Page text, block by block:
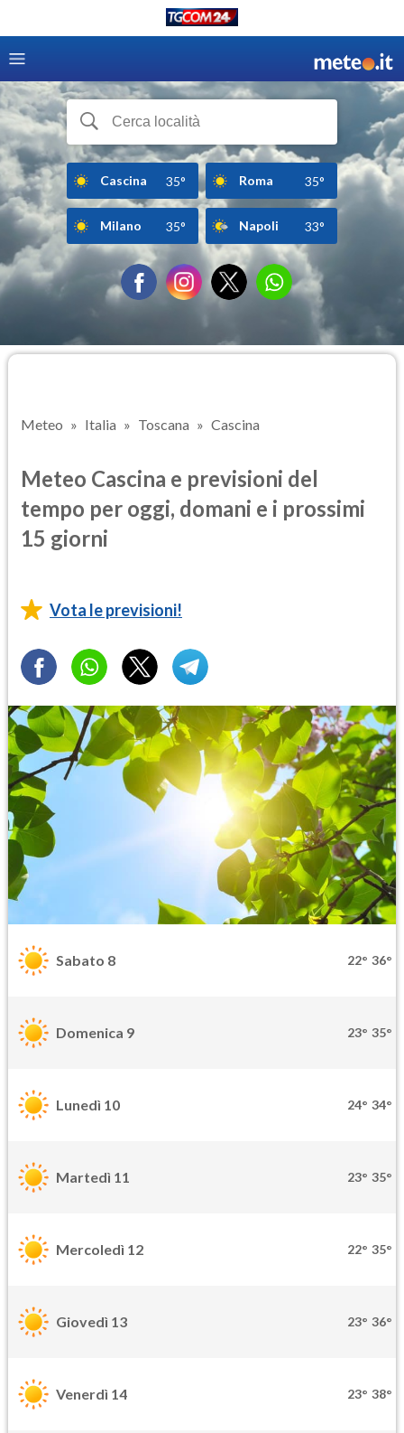
Cascina 35° Roma 35°
Milano 35° Napoli 33°
Meteo Italia Toscana Cascina
Meteo Cascina e previsioni del
tempo per oggi, domani e i prossimi
15 giorni
Vota le previsioni!
Sabato 8 22° 36°
Domenica 9 23° 35°
Lunedì 10 24° 34°
Martedì 11 23° 35°
Mercoledì 12 22° 35°
Giovedì 13 23° 36°
Venerdì 14 23° 38°